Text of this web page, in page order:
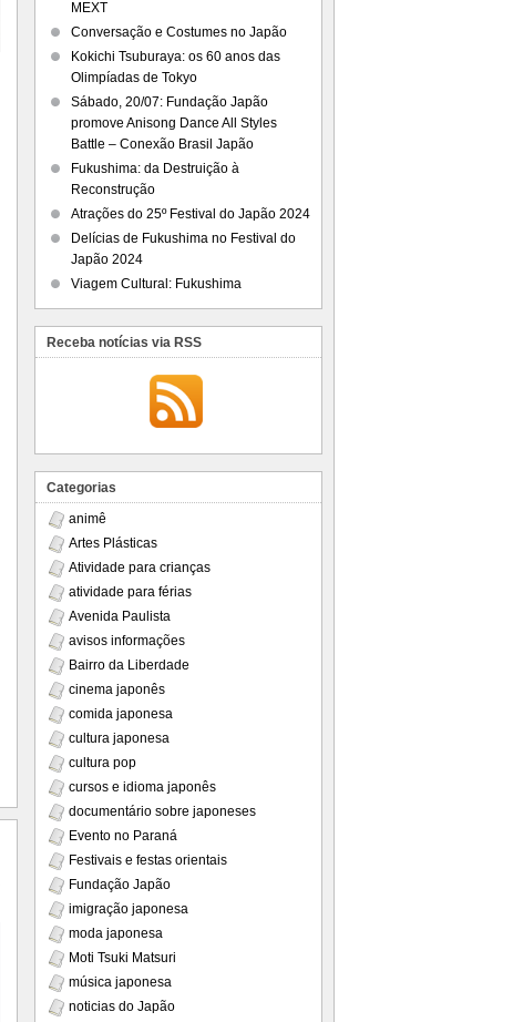
MEXT
Conversação e Costumes no Japão
Kokichi Tsuburaya: os 60 anos das
Olimpíadas de Tokyo
Sábado, 20/07: Fundação Japão
promove Anisong Dance All Styles
Battle – Conexão Brasil Japão
Fukushima: da Destruição à
Reconstrução
Atrações do 25º Festival do Japão 2024
Delícias de Fukushima no Festival do
Japão 2024
Viagem Cultural: Fukushima
Receba notícias via RSS
Categorias
animê
Artes Plásticas
Atividade para crianças
atividade para férias
Avenida Paulista
avisos informações
Bairro da Liberdade
cinema japonês
comida japonesa
cultura japonesa
cultura pop
cursos e idioma japonês
documentário sobre japoneses
Evento no Paraná
Festivais e festas orientais
Fundação Japão
imigração japonesa
moda japonesa
Moti Tsuki Matsuri
música japonesa
noticias do Japão